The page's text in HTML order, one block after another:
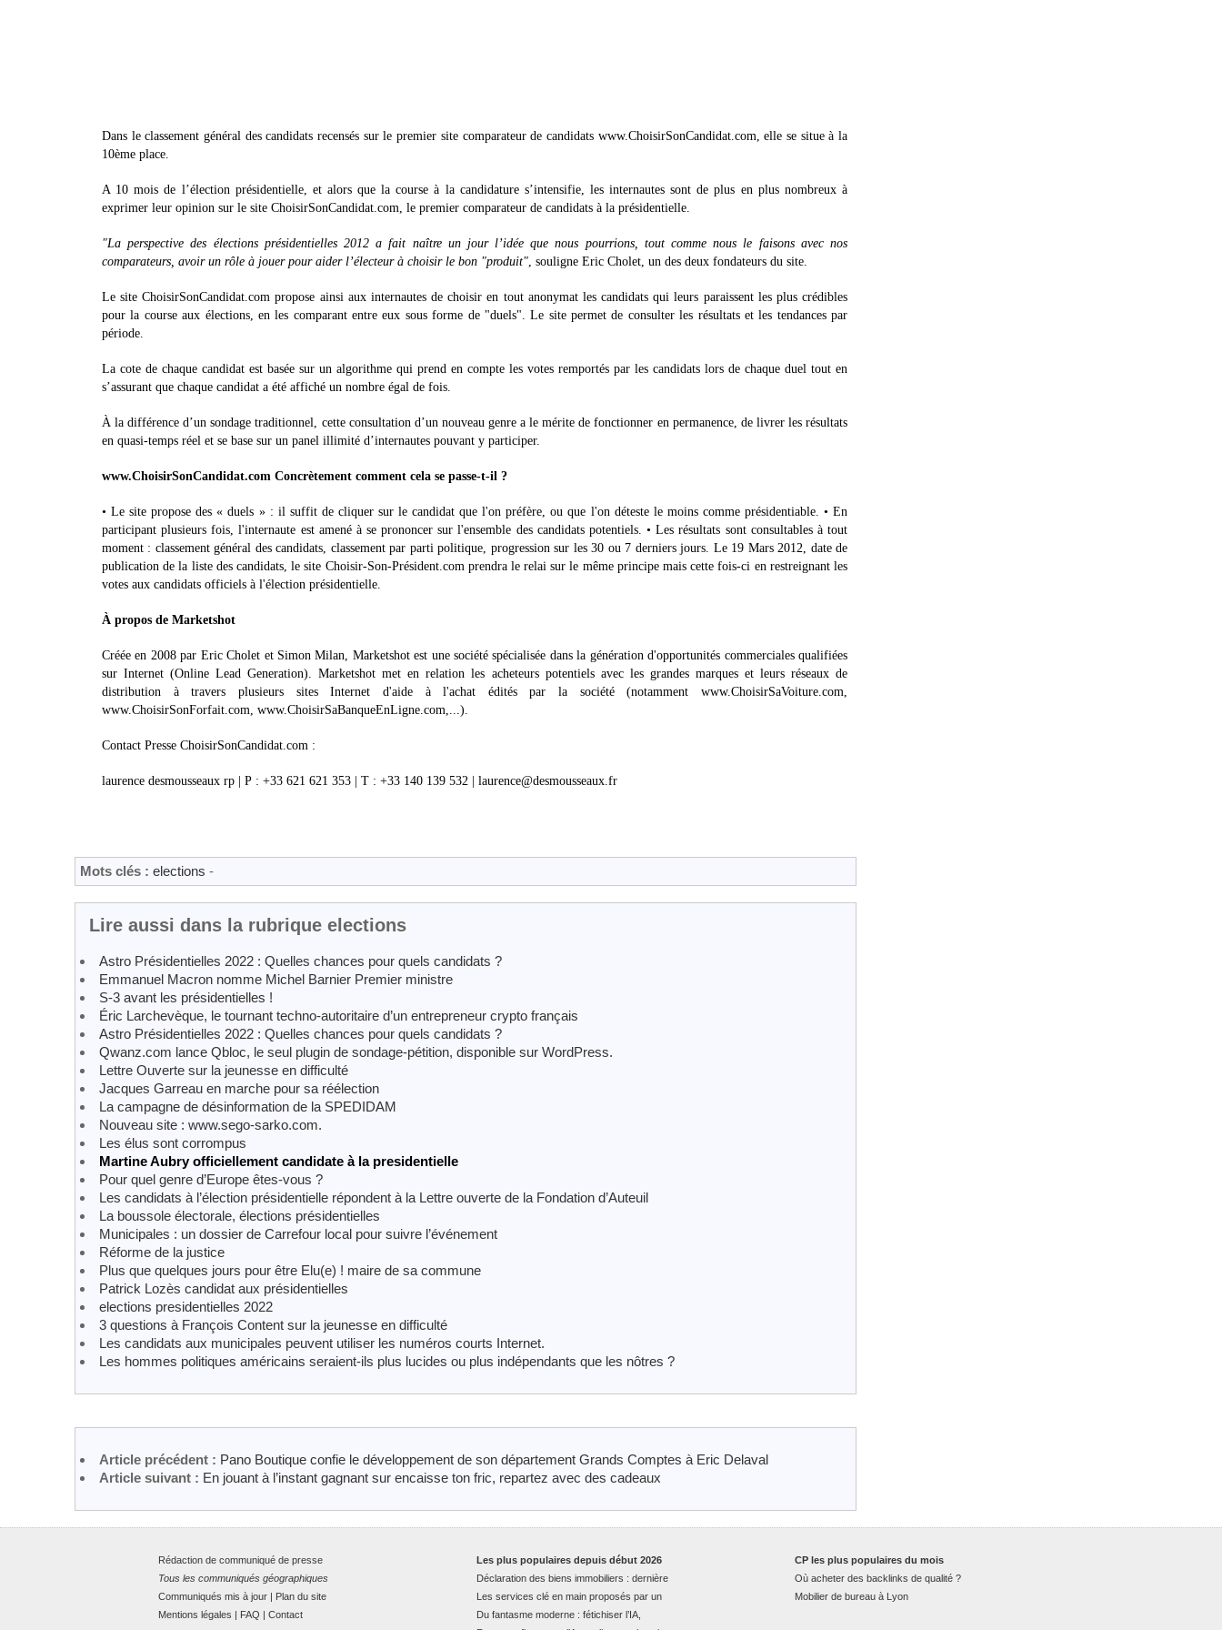
Dans le classement général des candidats recensés sur le premier site comparateur de candidats www.ChoisirSonCandidat.com, elle se situe à la
10ème place.
A 10 mois de l’élection présidentielle, et alors que la course à la candidature s’intensifie, les internautes sont de plus en plus nombreux à
exprimer leur opinion sur le site ChoisirSonCandidat.com, le premier comparateur de candidats à la présidentielle.
"La perspective des élections présidentielles 2012 a fait naître un jour l’idée que nous pourrions, tout comme nous le faisons avec nos
comparateurs, avoir un rôle à jouer pour aider l’électeur à choisir le bon "produit" , souligne Eric Cholet, un des deux fondateurs du site.
Le site ChoisirSonCandidat.com propose ainsi aux internautes de choisir en tout anonymat les candidats qui leurs paraissent les plus crédibles
pour la course aux élections, en les comparant entre eux sous forme de "duels". Le site permet de consulter les résultats et les tendances par
période.
La cote de chaque candidat est basée sur un algorithme qui prend en compte les votes remportés par les candidats lors de chaque duel tout en
s’assurant que chaque candidat a été affiché un nombre égal de fois.
À la différence d’un sondage traditionnel, cette consultation d’un nouveau genre a le mérite de fonctionner en permanence, de livrer les résultats
en quasi-temps réel et se base sur un panel illimité d’internautes pouvant y participer.
www.ChoisirSonCandidat.com Concrètement comment cela se passe-t-il ?
• Le site propose des « duels » : il suffit de cliquer sur le candidat que l'on préfère, ou que l'on déteste le moins comme présidentiable. • En
participant plusieurs fois, l'internaute est amené à se prononcer sur l'ensemble des candidats potentiels. • Les résultats sont consultables à tout
moment : classement général des candidats, classement par parti politique, progression sur les 30 ou 7 derniers jours. Le 19 Mars 2012, date de
publication de la liste des candidats, le site Choisir-Son-Président.com prendra le relai sur le même principe mais cette fois-ci en restreignant les
votes aux candidats officiels à l'élection présidentielle.
À propos de Marketshot
Créée en 2008 par Eric Cholet et Simon Milan, Marketshot est une société spécialisée dans la génération d'opportunités commerciales qualifiées
sur Internet (Online Lead Generation). Marketshot met en relation les acheteurs potentiels avec les grandes marques et leurs réseaux de
distribution à travers plusieurs sites Internet d'aide à l'achat édités par la société (notamment www.ChoisirSaVoiture.com,
www.ChoisirSonForfait.com, www.ChoisirSaBanqueEnLigne.com,...).
Contact Presse ChoisirSonCandidat.com :
laurence desmousseaux rp | P : +33 621 621 353 | T : +33 140 139 532 | laurence@desmousseaux.fr
Mots clés : elections -
Lire aussi dans la rubrique elections
Astro Présidentielles 2022 : Quelles chances pour quels candidats ?
Emmanuel Macron nomme Michel Barnier Premier ministre
S-3 avant les présidentielles !
Éric Larchevèque, le tournant techno-autoritaire d’un entrepreneur crypto français
Astro Présidentielles 2022 : Quelles chances pour quels candidats ?
Qwanz.com lance Qbloc, le seul plugin de sondage-pétition, disponible sur WordPress.
Lettre Ouverte sur la jeunesse en difficulté
Jacques Garreau en marche pour sa réélection
La campagne de désinformation de la SPEDIDAM
Nouveau site : www.sego-sarko.com.
Les élus sont corrompus
Martine Aubry officiellement candidate à la presidentielle
Pour quel genre d’Europe êtes-vous ?
Les candidats à l’élection présidentielle répondent à la Lettre ouverte de la Fondation d’Auteuil
La boussole électorale, élections présidentielles
Municipales : un dossier de Carrefour local pour suivre l’événement
Réforme de la justice
Plus que quelques jours pour être Elu(e) ! maire de sa commune
Patrick Lozès candidat aux présidentielles
elections presidentielles 2022
3 questions à François Content sur la jeunesse en difficulté
Les candidats aux municipales peuvent utiliser les numéros courts Internet.
Les hommes politiques américains seraient-ils plus lucides ou plus indépendants que les nôtres ?
Article précédent : Pano Boutique confie le développement de son département Grands Comptes à Eric Delaval
Article suivant : En jouant à l’instant gagnant sur encaisse ton fric, repartez avec des cadeaux
Rédaction de communiqué de presse
Tous les communiqués géographiques
Communiqués mis à jour | Plan du site
Mentions légales | FAQ | Contact
CP les plus populaires du mois
Où acheter des backlinks de qualité ?
Mobilier de bureau à Lyon
Les plus populaires depuis début 2026
Déclaration des biens immobiliers : dernière
Les services clé en main proposés par un
Du fantasme moderne : fétichiser l’IA,